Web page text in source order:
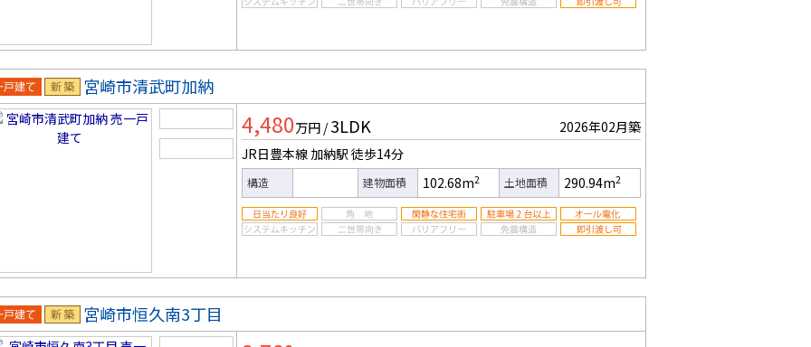
戸建 新築
宮崎市清武町加納
4,480万円 / 3LDK
2026年02月築
JR日豊本線 加納駅 徒歩14分
構造 建物面積 102.68m2 土地面積 290.94m2
戸建 新築
宮崎市恒久南3丁目